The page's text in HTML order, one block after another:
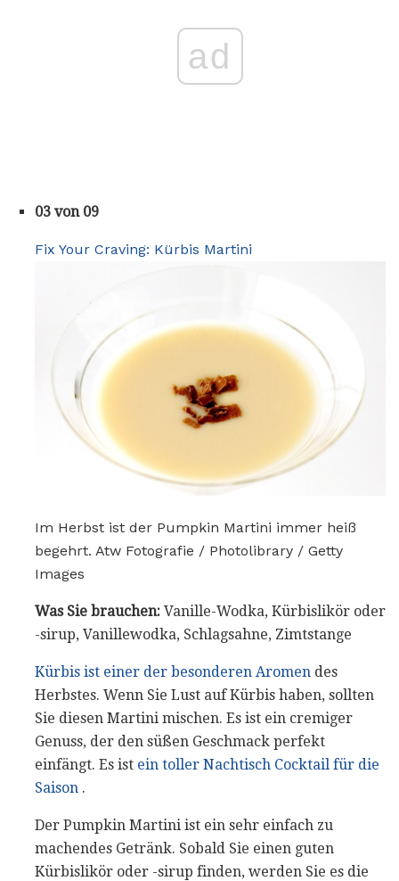
ad
03 von 09
Fix Your Craving: Kürbis Martini
Im Herbst ist der Pumpkin Martini immer heiß
begehrt. Atw Fotografie / Photolibrary / Getty
Images
Was Sie brauchen: Vanille-Wodka, Kürbislikör oder
-sirup, Vanillewodka, Schlagsahne, Zimtstange
Kürbis ist einer der besonderen Aromen des
Herbstes. Wenn Sie Lust auf Kürbis haben, sollten
Sie diesen Martini mischen. Es ist ein cremiger
Genuss, der den süßen Geschmack perfekt
einfängt. Es ist ein toller Nachtisch Cocktail für die
Saison .
Der Pumpkin Martini ist ein sehr einfach zu
machendes Getränk. Sobald Sie einen guten
Kürbislikör oder -sirup finden, werden Sie es die